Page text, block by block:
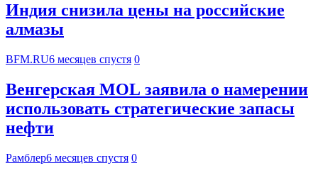
Индия снизила цены на российские
алмазы
BFM.RU6 месяцев спустя 0
Венгерская MOL заявила о намерении
использовать стратегические запасы
нефти
Рамблер6 месяцев спустя 0